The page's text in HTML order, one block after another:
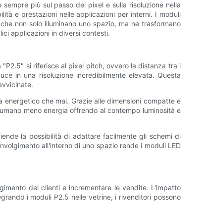
più sul passo dei pixel e sulla risoluzione nella
e prestazioni nelle applicazioni per interni. I moduli
non solo illuminano uno spazio, ma ne trasformano
applicazioni in diversi contesti.
si riferisce al pixel pitch, ovvero la distanza tra i
in una risoluzione incredibilmente elevata. Questa
che mai. Grazie alle dimensioni compatte e
meno energia offrendo al contempo luminosità e
la possibilità di adattare facilmente gli schemi di
all'interno di uno spazio rende i moduli LED
dei clienti e incrementare le vendite. L'impatto
i moduli P2.5 nelle vetrine, i rivenditori possono